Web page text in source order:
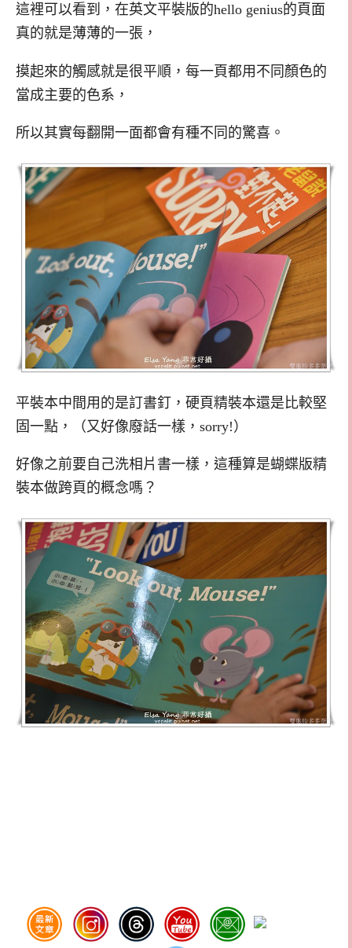
這裡可以看到，在英文平裝版的hello genius的頁面
真的就是薄薄的一張，
摸起來的觸感就是很平順，每一頁都用不同顏色的
當成主要的色系，
所以其實每翻開一面都會有種不同的驚喜。
平裝本中間用的是訂書釘，硬頁精裝本還是比較堅
固一點，（又好像廢話一樣，sorry!）
好像之前要自己洗相片書一樣，這種算是蝴蝶版精
裝本做跨頁的概念嗎？